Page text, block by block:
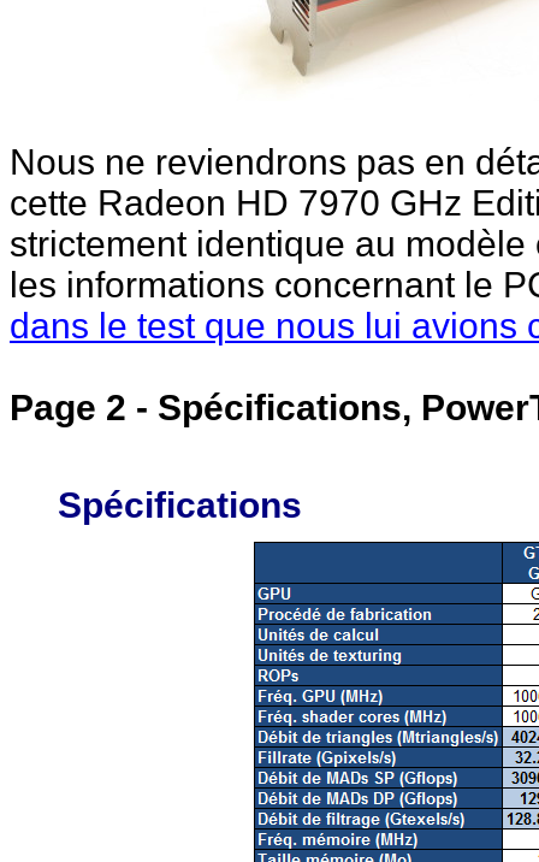
Nous ne reviendrons pas en
cette Radeon HD 7970 GHz
strictement identique au
les informations concernant le
dans le test que nous lui avions
Page 2 - Spécifications,
Spécifications